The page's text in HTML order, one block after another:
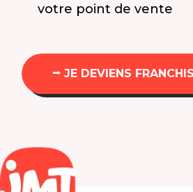
votre point de vente
⭢ JE DEVIENS